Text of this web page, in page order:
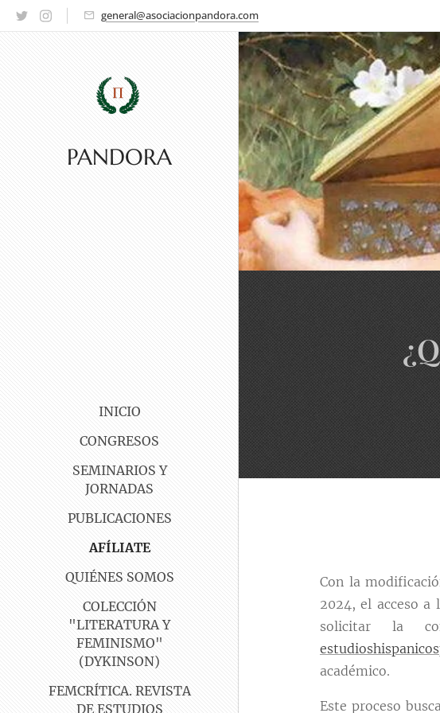
general@asociacionpandora.com
PANDORA
INICIO
CONGRESOS
SEMINARIOS Y
JORNADAS
PUBLICACIONES
AFÍLIATE
QUIÉNES SOMOS
COLECCIÓN
"LITERATURA Y
FEMINISMO"
(DYKINSON)
FEMCRÍTICA. REVISTA
DE ESTUDIOS
Con la
2024, el acceso a
solicitar la
académico.
Este proceso